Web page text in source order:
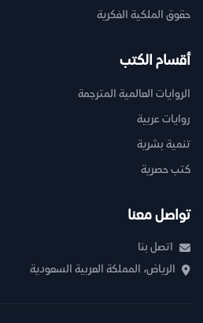
حقوق الملكية الفكرية
أقسام الكتب
الروايات العالمية المترجمة
روايات عربية
تنمية بشرية
كتب حصرية
تواصل معنا
اتصل بنا
الرياض، المملكة العربية السعودية